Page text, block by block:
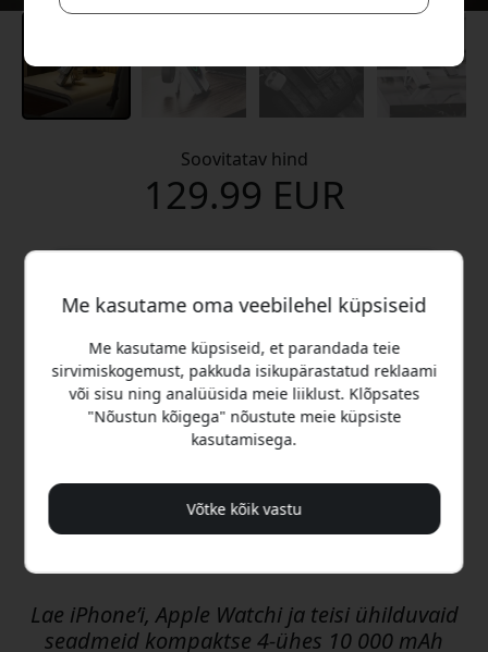
Soovitatav hind
129.99 EUR
Sisesta oma e-posti aadress ja teavitame sind
Teavitage mind
Lae iPhone’i, Apple Watchi ja teisi ühilduvaid
seadmeid kompaktse 4-ühes 10 000 mAh
Me kasutame oma veebilehel küpsiseid
Me kasutame küpsiseid, et parandada teie
sirvimiskogemust, pakkuda isikupärastatud reklaami
või sisu ning analüüsida meie liiklust. Klõpsates
"Nõustun kõigega" nõustute meie küpsiste
kasutamisega.
Võtke kõik vastu